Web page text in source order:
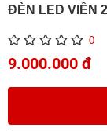
ĐÈN LED VIỀN
0
9.000.000 đ